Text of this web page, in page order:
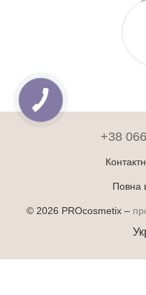
+38
Повна
© 2026 PROcosmetix –